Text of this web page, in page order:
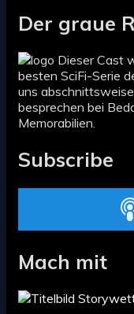
Der graue
Dieser Cast
besten SciFi-Serie
uns
besprechen bei
Memorabilien.
Subscribe
Mach mit